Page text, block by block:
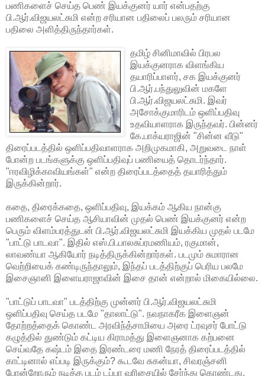
பணிகளைச் செய்த பெண் இயக்குனர் யார் என்பதற்கு
பி.ஆர்.விஜயலட்சுமி என்ற சரியான பதிலைப் பலரும் சரியான
பதிலை அளித்திருந்தார்கள்.
தமிழ் சினிமாவில் பிரபல
இயக்குனராக விளங்கிய
தயாரிப்பாளர், சக இயக்குனர்
பி.ஆர்.பந்துலுவின் மகளே
பி.ஆர்.விஜயலட்சுமி. இவர்
அசோக்குமாரிடம் ஒளிப்பதிவு
உதவியாளராக இருந்தவர். பின்னர்
கே.பாக்யராஜின் "சின்ன வீடு"
திரைப்படத்தில் ஒளிப்பதிவாளராக அறிமுகமாகி, அறுவடை நாள்
போன்ற படங்களுக்கு ஒளிப்பதிவுப் பணியைத் தொடர்ந்தார்.
"ஈரவிழிக்காவியங்கள்" என்ற திரைப்படத்தைத் தயாரித்தும்
இருக்கின்றார்.
கதை, திரைக்கதை, ஒளிப்பதிவு, இயக்கம் ஆகிய நான்கு
பணிகளைச் செய்த ஆசியாவின் முதல் பெண் இயக்குனர் என்ற
பெரும் விளம்பரத்துடன் பி.ஆர்.விஜயலட்சுமி இயக்கிய முதல் படமே
"பாட்டு பாடவா". இதில் எஸ்.பி.பாலசுப்ரமணியம், ரகுமான்,
லாவண்யா ஆகியோர் நடித்திருக்கின்றார்கள். படமும் சுமாரான
வெற்றியைக் கண்டிருந்தாலும், இந்தப் படத்திற்குப் பெரிய பலமே
இசைஞானி இளையராஜாவின் இசை தான் என்றால் மிகையில்லை.
"பாட்டுப் பாடவா" படத்திற்கு முன்னர் பி.ஆர்.விஜயலட்சுமி
ஒளிப்பதிவு செய்த படமே "தாலாட்டு". நவநாகரீக இளைஞன்
தோற்றத்தைக் கொண்ட அரவிந்த்சாமியை அரை ட்ரவுசர் போட்டு
கழுத்தில் துண்டும் கட்டிய கிராமத்து இளைஞனாக கற்பனை
செய்வதே கஷ்டம் இதை இரண்டரை மணி நேரத் திரைப்படத்தில்
காட்டினால் எப்படி இருக்கும்? கூடவே சுகன்யா, சிவரஞ்சனி
போன்றோரும் நடித்த படம் டப்பா வரிசையில் சேர்ந்து கொண்டது.